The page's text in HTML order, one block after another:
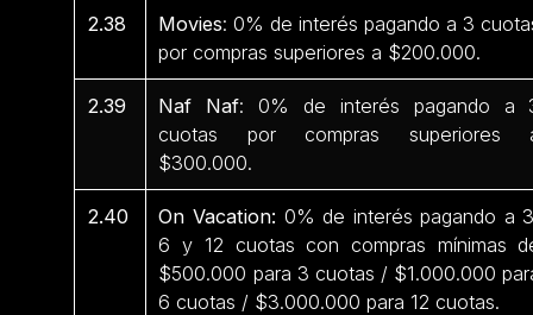
2.38 Movies: 0% de interés pagando a 3
por compras superiores a $200.000.
2.39 Naf Naf: 0% de interés pagando a
cuotas por compras superiores
$300.000.
2.40 On Vacation: 0% de interés pagando a
6 y 12 cuotas con compras mínimas
$500.000 para 3 cuotas / $1.000.000
6 cuotas / $3.000.000 para 12 cuotas.